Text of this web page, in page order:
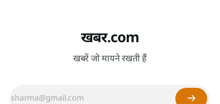
खबर.com
खबरें जो मायने रखती हैं